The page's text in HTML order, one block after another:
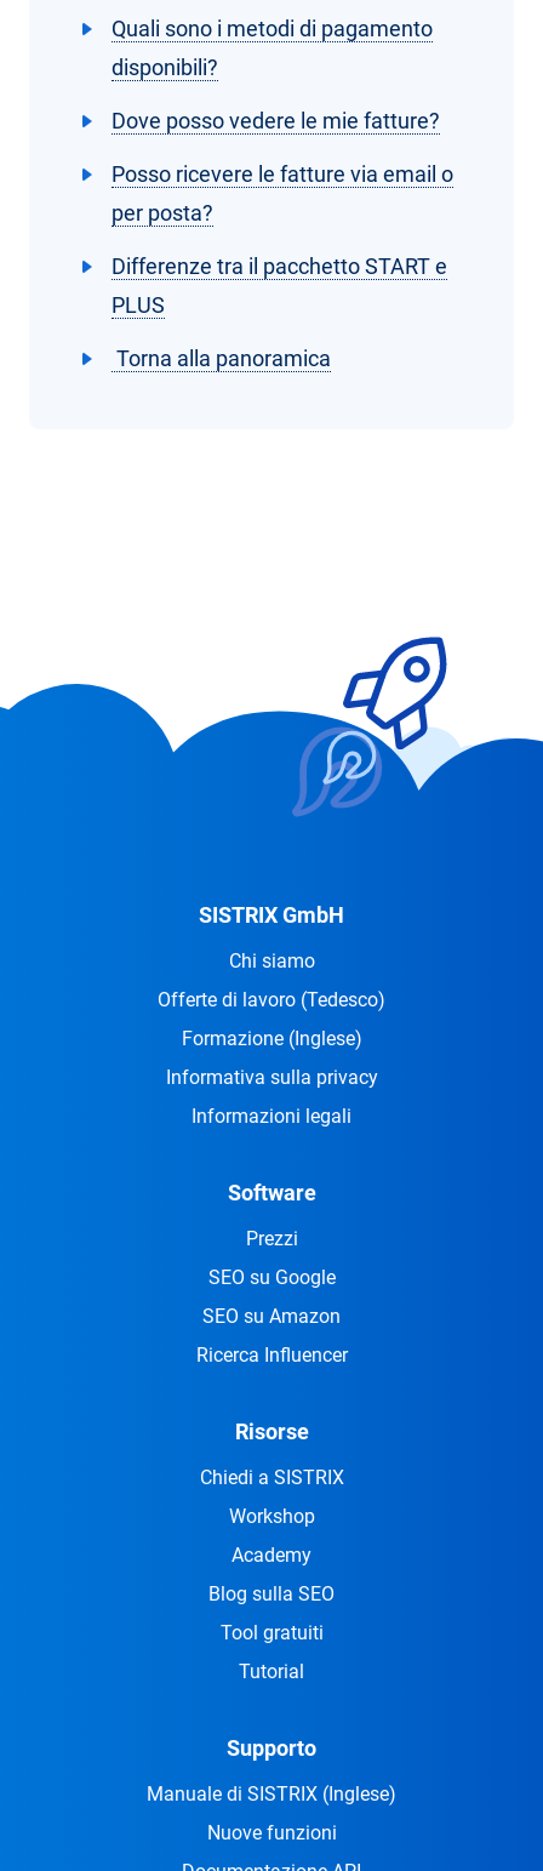
Quali sono i metodi di pagamento
disponibili?
Dove posso vedere le mie fatture?
Posso ricevere le fatture via email o
per posta?
Differenze tra il pacchetto START e
PLUS
Torna alla panoramica
SISTRIX GmbH
Chi siamo
Offerte di lavoro (Tedesco)
Formazione (Inglese)
Informativa sulla privacy
Informazioni legali
Software
Prezzi
SEO su Google
SEO su Amazon
Ricerca Influencer
Risorse
Chiedi a SISTRIX
Workshop
Academy
Blog sulla SEO
Tool gratuiti
Tutorial
Supporto
Manuale di SISTRIX (Inglese)
Nuove funzioni